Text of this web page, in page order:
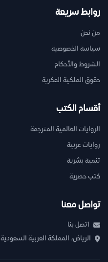
روابط سريعة
من نحن
سياسة الخصوصية
الشروط والأحكام
حقوق الملكية الفكرية
أقسام الكتب
الروايات العالمية المترجمة
روايات عربية
تنمية بشرية
كتب حصرية
تواصل معنا
اتصل بنا
الرياض، المملكة العربية السعودية